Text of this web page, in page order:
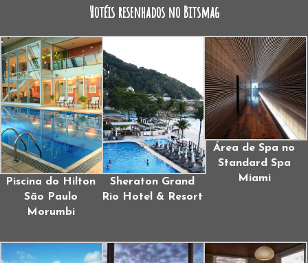
Hotéis resenhados no Bitsmag
Piscina do Hilton
São Paulo
Morumbi
Sheraton Grand
Rio Hotel & Resort
Área de Spa no
Standard Spa
Miami